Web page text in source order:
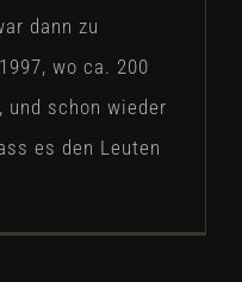
dann zu
wo ca. 200
und schon wieder
es den Leuten